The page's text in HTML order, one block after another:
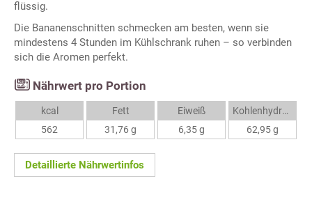
flüssig.
Die Bananenschnitten schmecken am besten, wenn sie
mindestens 4 Stunden im Kühlschrank ruhen – so verbinden
sich die Aromen perfekt.
Nährwert pro Portion
kcal
562
Fett
31,76 g
Eiweiß
6,35 g
Kohlenhydrate
62,95 g
Detaillierte Nährwertinfos